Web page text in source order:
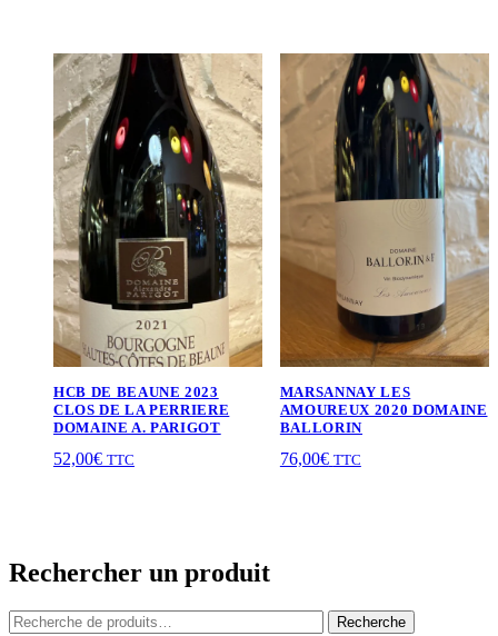
HCB DE BEAUNE 2023
CLOS DE LA PERRIERE
DOMAINE A. PARIGOT
52,00€ TTC
MARSANNAY LES
AMOUREUX 2020 DOMAINE
BALLORIN
76,00€ TTC
Rechercher un produit
Recherche
Recherche